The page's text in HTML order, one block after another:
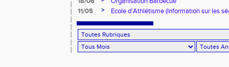
11/05
>
Ecole d'Athlétisme (Information sur les